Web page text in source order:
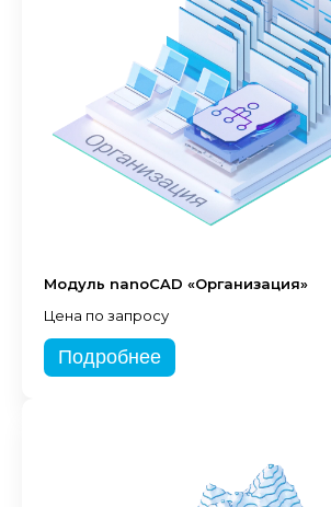
Модуль nanoCAD «Организация»
Цена по запросу
Подробнее